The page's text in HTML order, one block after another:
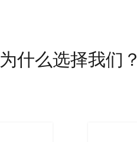
为什么选择我们？